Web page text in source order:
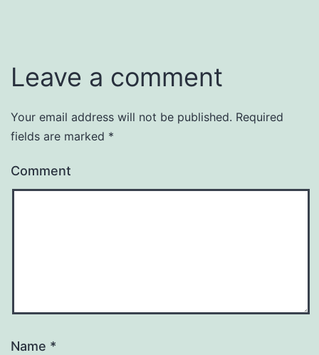
Leave a comment
Your email address will not be published. Required
fields are marked *
Comment
Name *